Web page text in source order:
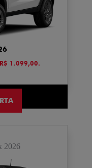
R$ 1.099,00.
2026